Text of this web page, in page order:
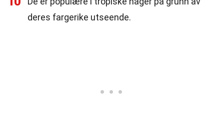
deres fargerike utseende.